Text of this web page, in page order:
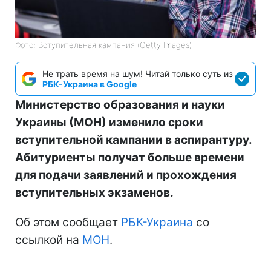
Фото: Вступительная кампания (Getty Images)
Не трать время на шум! Читай только суть из
РБК-Украина в Google
Министерство образования и науки
Украины (МОН) изменило сроки
вступительной кампании в аспирантуру.
Абитуриенты получат больше времени
для подачи заявлений и прохождения
вступительных экзаменов.
Об этом сообщает РБК-Украина со
ссылкой на МОН.